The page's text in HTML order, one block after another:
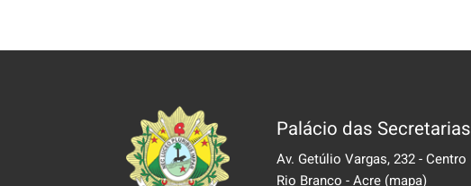
Palácio das Secretarias
Av. Getúlio Vargas, 232 - Centro
Rio Branco - Acre (mapa)